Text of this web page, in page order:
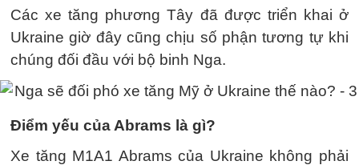
Các xe tăng phương Tây đã được triển khai ở
Ukraine giờ đây cũng chịu số phận tương tự khi
chúng đối đầu với bộ binh Nga.
Điểm yếu của Abrams là gì?
Xe tăng M1A1 Abrams của Ukraine không phải